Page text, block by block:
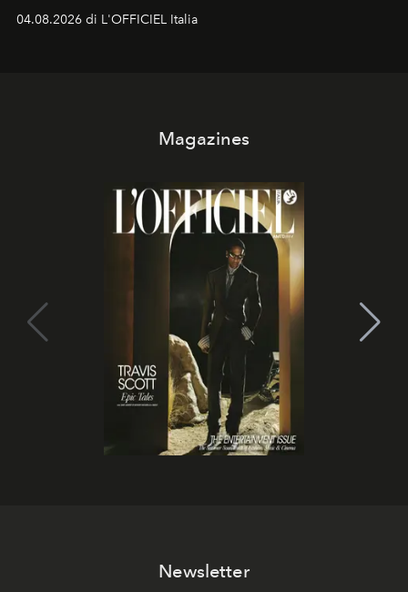
colonna sonora della stagione.
04.08.2026 di L'OFFICIEL Italia
Magazines
Newsletter